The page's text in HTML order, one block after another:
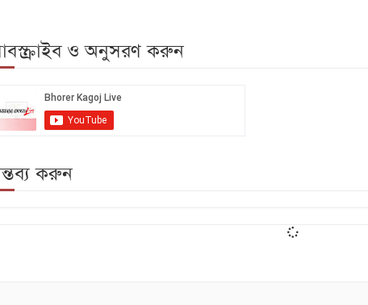
ও অনুসরণ করুন
করুন